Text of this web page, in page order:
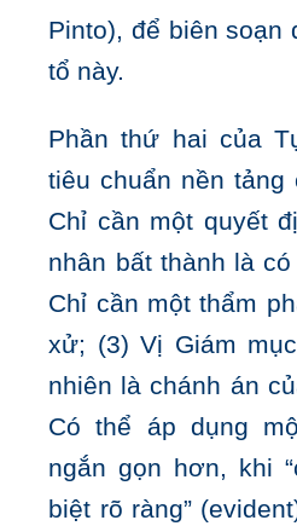
Pinto), để biên soạn
tổ này.
Phần thứ hai của
tiêu chuẩn nền
Chỉ cần một quyết
nhân bất thành là
Chỉ cần một thẩm
xử; (3) Vị Giám
nhiên là chánh án
Có thể áp dụng
ngắn gọn hơn, khi
biệt rõ ràng”